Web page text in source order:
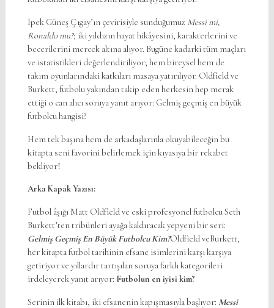
İpek Güneş Çıgay’ın çevirisiyle sunduğumuz Messi mi,
Ronaldo mu?; iki yıldızın hayat hikâyesini, karakterlerini ve
becerilerini mercek altına alıyor. Bugüne kadarki tüm maçları
ve istatistikleri değerlendiriliyor; hem bireysel hem de
takım oyunlarındaki katkıları masaya yatırılıyor. Oldfield ve
Burkett, futbolu yakından takip eden herkesin hep merak
ettiği o can alıcı soruya yanıt arıyor: Gelmiş geçmiş en büyük
futbolcu hangisi?
Hem tek başına hem de arkadaşlarınla okuyabileceğin bu
kitapta seni favorini belirlemek için kıyasıya bir rekabet
bekliyor!
Arka Kapak Yazısı:
Futbol âşığı Matt Oldfield ve eski profesyonel futbolcu Seth
Burkett’ten tribünleri ayağa kaldıracak yepyeni bir seri:
Gelmiş Geçmiş En Büyük Futbolcu Kim?Oldfield veBurkett,
her kitapta futbol tarihinin efsane isimlerini karşı karşıya
getiriyor ve yıllardır tartışılan soruya farklı kategorileri
irdeleyerek yanıt arıyor: Futbolun en iyisi kim?
Serinin ilk kitabı, iki efsanenin kapışmasıyla başlıyor: Messi